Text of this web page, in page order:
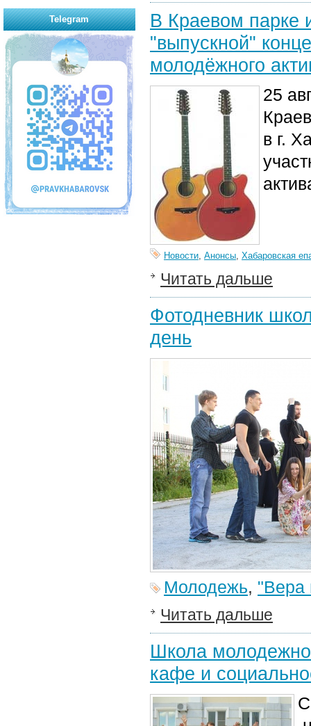
В Краевом парке
"выпускной"
молодёжного
25
в г.
Новости, Анонсы, Хабаровская
Читать дальше
Фотодневник
день
Молодежь, "Вера
Читать дальше
Школа
кафе и
Telegram